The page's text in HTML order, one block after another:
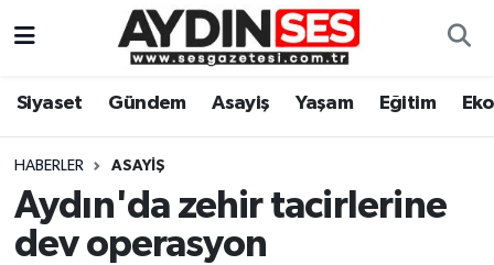
Siyaset Gündem Asayiş Yaşam Eğitim
HABERLER ASAYIŞ
Aydın'da zehir tacirlerine
dev operasyon
Gündem
Siyaset
Ekonomi
Aydın Hava Durumu
Aydin Namaz Vakitleri
Aydın Trafik Yoğunluk Haritası